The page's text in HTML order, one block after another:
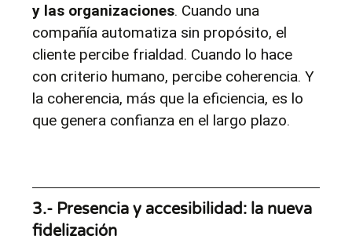
y las organizaciones. Cuando una
compañía automatiza sin propósito, el
cliente percibe frialdad. Cuando lo hace
con criterio humano, percibe coherencia. Y
la coherencia, más que la eficiencia, es lo
que genera confianza en el largo plazo.
3.- Presencia y accesibilidad: la nueva
fidelización